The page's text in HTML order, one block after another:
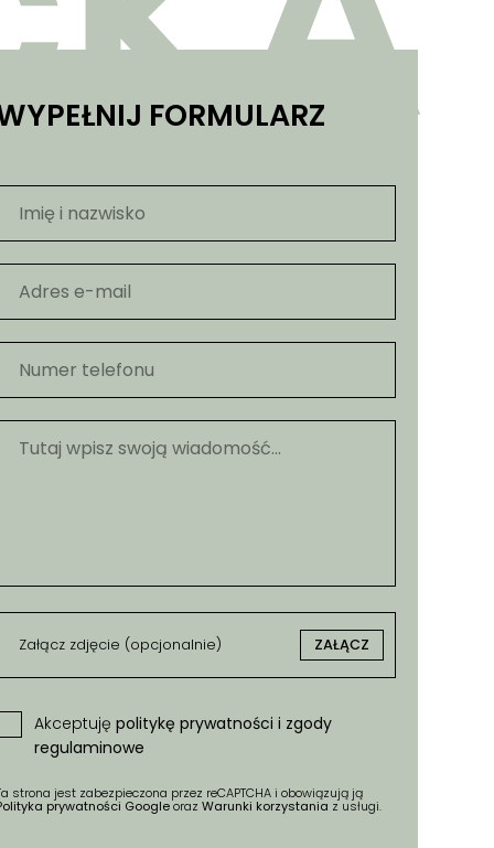
FORMULARZ
Załącz zdjęcie (opcjonalnie) ZAŁĄCZ
Akceptujępolitykę prywatności i zgody
regulaminowe
strona jest zabezpieczona przez reCAPTCHA i obowiązują ją
prywatności GoogleorazWarunki korzystania z usługi.